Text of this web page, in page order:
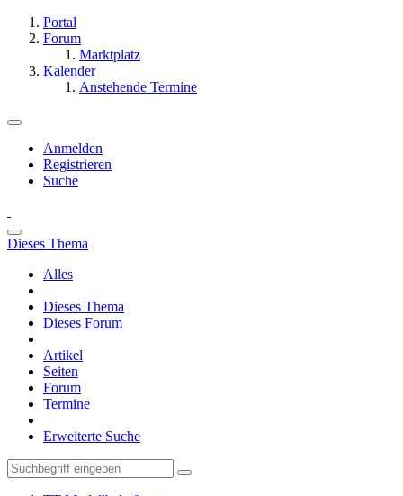
Portal
Forum
Marktplatz
Kalender
Anstehende Termine
Anmelden
Registrieren
Suche
Dieses Thema
Alles
Dieses Thema
Dieses Forum
Artikel
Seiten
Forum
Termine
Erweiterte Suche